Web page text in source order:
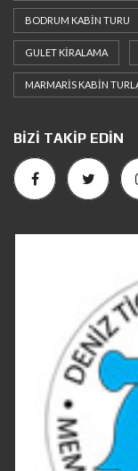
BODRUM KABIN TURU
GULET KIRALAMA
MARMARIS KABIN
BIZI TAKIP EDIN